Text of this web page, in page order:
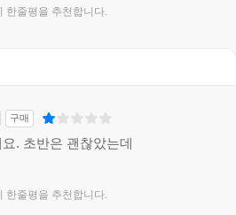
한줄평을 추천합니다.
구매
. 초반은 괜찮았는데
한줄평을 추천합니다.